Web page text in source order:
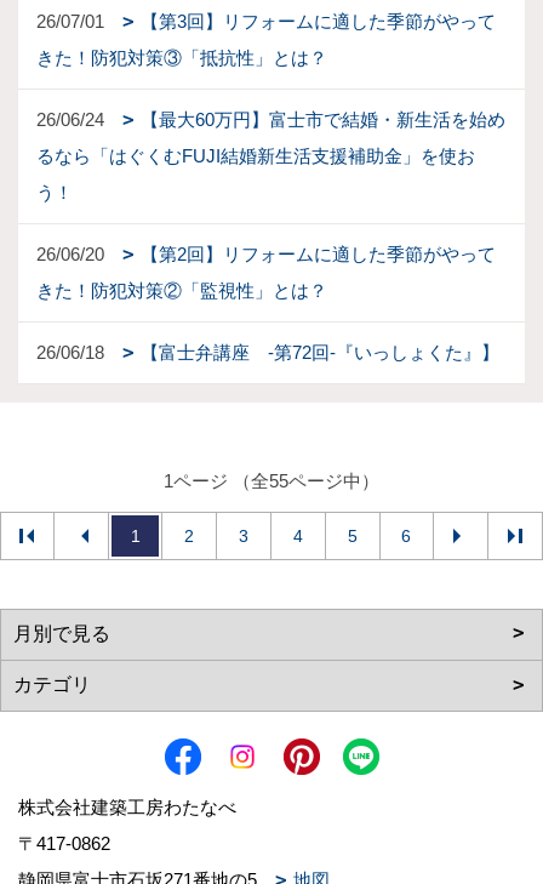
26/07/01
【第3回】リフォームに適した季節がやって
きた！防犯対策③「抵抗性」とは？
26/06/24
【最大60万円】富士市で結婚・新生活を始め
るなら「はぐくむFUJI結婚新生活支援補助金」を使お
う！
26/06/20
【第2回】リフォームに適した季節がやって
きた！防犯対策②「監視性」とは？
26/06/18 【富士弁講座 -第72回-『いっしょくた』】
1ページ （全55ページ中）
1 2 3 4 5 6
株式会社建築工房わたなべ
〒417-0862
静岡県富士市石坂271番地の5
地図